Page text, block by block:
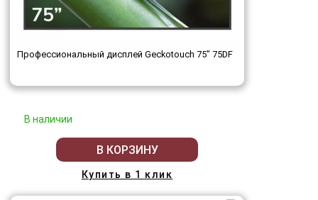
Профессиональный дисплей Geckotouch 75" 75DF
В наличии
В КОРЗИНУ
Купить в 1 клик